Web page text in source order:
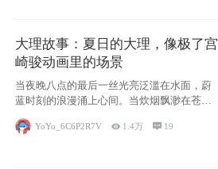
大理故事：夏日的大理，像极了宫
崎骏动画里的场景
当夜晚八点的最后一丝光亮泛滥在水面，蔚
蓝时刻的浪漫涌上心间。当炊烟飘渺在苍山
YoYo_6C6P2R7V  1.4万  19